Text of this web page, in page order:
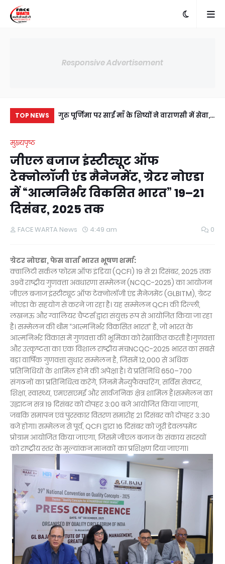
Responsive Advertisement
TOP NEWS
में अंसल गोल्फ
गुरु पूर्णिमा पर साईं माँ के शिष्यों ने वाराणसी में सेवा,
मुख्यपृष्ठ
जीएल बजाज इंस्टीट्यूट ऑफ
टेक्नोलॉजी एंड मैनेजमेंट, ग्रेटर नोएडा
में “आत्मनिर्भर विकसित भारत” 19–21
दिसंबर, 2025 तक
FACE WARTA News 4:49 am 0
ग्रेटर नोएडा, फेस वार्ता भारत भूषण शर्मा:
क्वालिटी सर्कल फोरम ऑफ इंडिया (QCFI) 19 से 21 दिसंबर, 2025 तक
39वें राष्ट्रीय गुणवत्ता अवधारणा सम्मेलन (NCQC-2025) का आयोजन
जीएल बजाज इंस्टीट्यूट ऑफ टेक्नोलॉजी एंड मैनेजमेंट (GLBITM), ग्रेटर
नोएडा के सहयोग से करने जा रहा है। यह सम्मेलन QCFI की दिल्ली,
लखनऊ और ग्वालियर चैप्टर्स द्वारा संयुक्त रूप से आयोजित किया जा रहा
है। सम्मेलन की थीम “आत्मनिर्भर विकसित भारत” है, जो भारत के
आत्मनिर्भर विकास में गुणवत्ता की भूमिका को रेखांकित करती है।गुणवत्ता
और उत्कृष्टता का एक विशाल राष्ट्रीय मंचNCQC-2025 भारत का सबसे
बड़ा वार्षिक गुणवत्ता सुधार सम्मेलन है, जिसमें 12,000 से अधिक
प्रतिनिधियों के शामिल होने की अपेक्षा है। ये प्रतिनिधि 650–700
संगठनों का प्रतिनिधित्व करेंगे, जिनमें मैन्युफैक्चरिंग, सर्विस सेक्टर,
शिक्षा, स्वास्थ्य, एमएसएमई और सार्वजनिक क्षेत्र शामिल हैं।सम्मेलन का
उद्घाटन सत्र 19 दिसंबर को दोपहर 3:00 बजे आयोजित किया जाएगा,
जबकि समापन एवं पुरस्कार वितरण समारोह 21 दिसंबर को दोपहर 3:30
बजे होगा। सम्मेलन से पूर्व, QCFI द्वारा 16 दिसंबर को जूरी डेवलपमेंट
प्रोग्राम आयोजित किया जाएगा, जिसमें जीएल बजाज के संकाय सदस्यों
को राष्ट्रीय स्तर के मूल्यांकन मानकों का प्रशिक्षण दिया जाएगा।